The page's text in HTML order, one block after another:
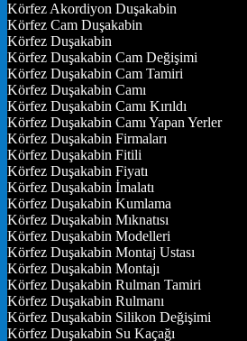
Körfez Akordiyon Duşakabin
Körfez Cam Duşakabin
Körfez Duşakabin
Körfez Duşakabin Cam Değişimi
Körfez Duşakabin Cam Tamiri
Körfez Duşakabin Camı
Körfez Duşakabin Camı Kırıldı
Körfez Duşakabin Camı Yapan Yerler
Körfez Duşakabin Firmaları
Körfez Duşakabin Fitili
Körfez Duşakabin Fiyatı
Körfez Duşakabin İmalatı
Körfez Duşakabin Kumlama
Körfez Duşakabin Mıknatısı
Körfez Duşakabin Modelleri
Körfez Duşakabin Montaj Ustası
Körfez Duşakabin Montajı
Körfez Duşakabin Rulman Tamiri
Körfez Duşakabin Rulmanı
Körfez Duşakabin Silikon Değişimi
Körfez Duşakabin Su Kaçağı